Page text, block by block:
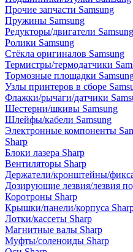
Прочие запчасти Samsung
Пружины Samsung
Редукторы/двигатели Samsung
Ролики Samsung
Стёкла оригиналов Samsung
Термистры/термодатчики
Тормозные площадки
Узлы принтеров в сборе
Флажки/рычаги/датчики
Шестерни/шкивы Samsung
Шлейфы/кабели Samsung
Электронные компоненты
Sharp
Блоки лазера Sharp
Вентиляторы Sharp
Держатели/кронштейны/
Дозирующие лезвия/лезвия
Коротроны Sharp
Крышки/панели/корпуса
Лотки/кассеты Sharp
Магнитные валы Sharp
Муфты/соленоиды Sharp